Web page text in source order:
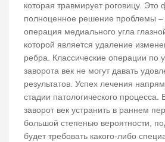
которая травмирует роговицу. Это
полноценное решение проблемы –
операция медиального угла
которой является удаление
ребра. Классические операции по
заворота век не могут давать
результатов. Успех лечения
стадии патологического
заворот век устранить в раннем
большой степенью вероятности,
будет требовать какого-либо